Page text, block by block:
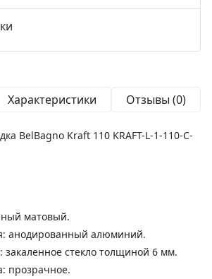
Характеристики Отзывы (0)
BelBagno Kraft 110 KRAFT-L-1-110-C-
матовый.
анодированный алюминий.
закаленное стекло толщиной 6 мм.
прозрачное.